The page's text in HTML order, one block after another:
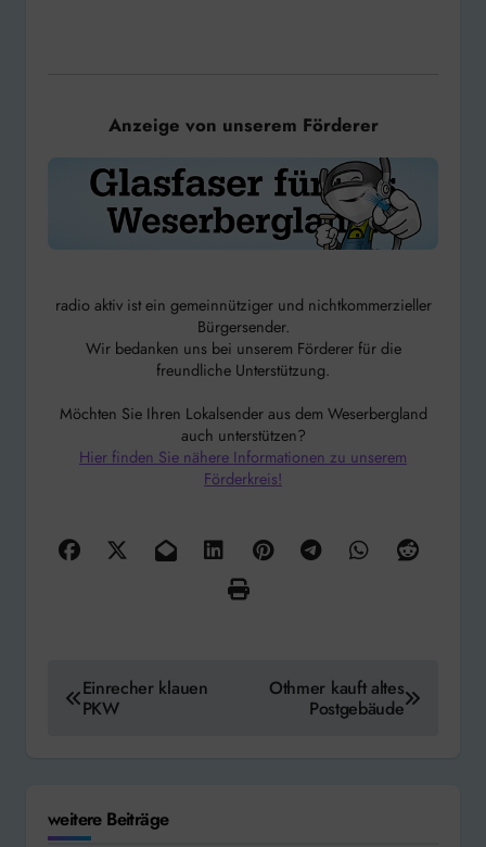
Anzeige von unserem Förderer
radio aktiv ist ein gemeinnütziger und nichtkommerzieller
Bürgersender.
Wir bedanken uns bei unserem Förderer für die
freundliche Unterstützung.
Möchten Sie Ihren Lokalsender aus dem Weserbergland
auch unterstützen?
Hier finden Sie nähere Informationen zu unserem
Förderkreis!
Beitragsnavigation
Einrecher klauen
PKW
Othmer kauft altes
Postgebäude
weitere Beiträge